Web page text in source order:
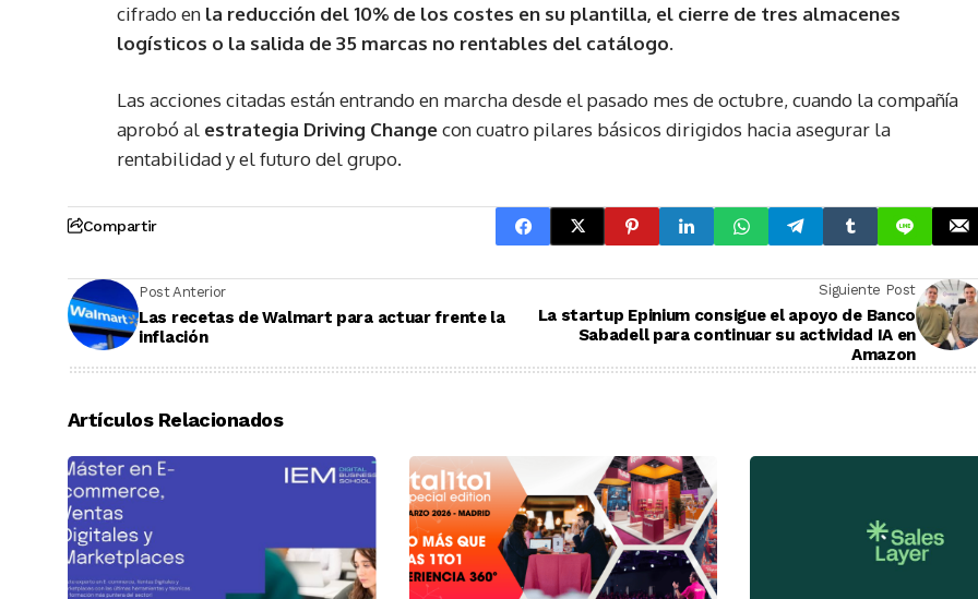
cifrado en la reducción del 10% de los costes en su plantilla, el cierre de tres almacenes
logísticos o la salida de 35 marcas no rentables del catálogo.
Las acciones citadas están entrando en marcha desde el pasado mes de octubre, cuando la compañía
aprobó al estrategia Driving Changecon cuatro pilares básicos dirigidos hacia asegurar la
rentabilidad y el futuro del grupo.
Compartir
Post Anterior
Las recetas de Walmart para actuar frente la
inflación
Siguiente Post
La startup Epinium consigue el apoyo de Banco
Sabadell para continuar su actividad IA en
Amazon
Artículos Relacionados